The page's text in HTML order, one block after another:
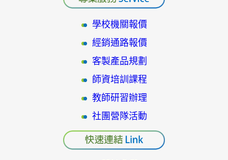
學校機關報價
經銷通路報價
客製產品規劃
師資培訓課程
教師研習辦理
社團營隊活動